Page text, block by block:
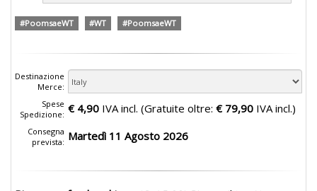
#PoomsaeWT #WT #PoomsaeWT
Destinazione
Merce:
Spese
Spedizione: € 4,90 IVA incl. (Gratuite oltre: € 79,90 IVA incl.)
Consegna
prevista: Martedì 11 Agosto 2026